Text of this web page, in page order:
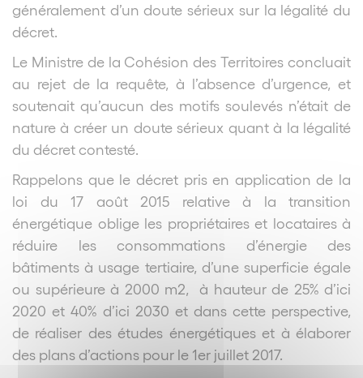
généralement d’un doute sérieux sur la légalité du
décret.
Le Ministre de la Cohésion des Territoires concluait
au rejet de la requête, à l’absence d’urgence, et
soutenait qu’aucun des motifs soulevés n’était de
nature à créer un doute sérieux quant à la légalité
du décret contesté.
Rappelons que le décret pris en application de la
loi du 17 août 2015 relative à la transition
énergétique oblige les propriétaires et locataires à
réduire les consommations d’énergie des
bâtiments à usage tertiaire, d’une superficie égale
ou supérieure à 2000 m2, à hauteur de 25% d’ici
2020 et 40% d’ici 2030 et dans cette perspective,
de réaliser des études énergétiques et à élaborer
des plans d’actions pour le 1er juillet 2017.